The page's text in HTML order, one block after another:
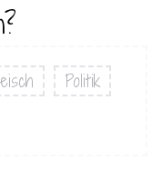
Politik